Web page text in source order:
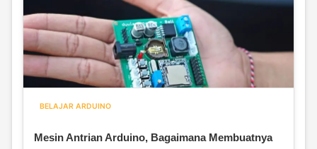
BELAJAR ARDUINO
Mesin Antrian Arduino, Bagaimana Membuatnya